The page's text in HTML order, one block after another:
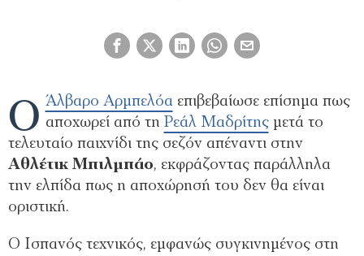
Ο Άλβαρο Αρμπελόαεπιβεβαίωσε επίσημα πως
αποχωρεί από τη Ρεάλ Μαδρίτηςμετά το
τελευταίο παιχνίδι της σεζόν απέναντι στην
Αθλέτικ Μπιλμπάο, εκφράζοντας παράλληλα
την ελπίδα πως η αποχώρησή του δεν θα είναι
οριστική.
Ο Ισπανός τεχνικός, εμφανώς συγκινημένος στη